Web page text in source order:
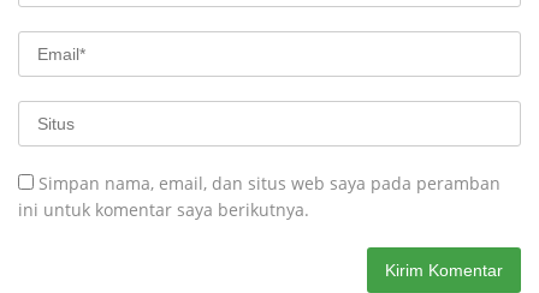
Simpan nama, email, dan situs web saya pada peramban
ini untuk komentar saya berikutnya.